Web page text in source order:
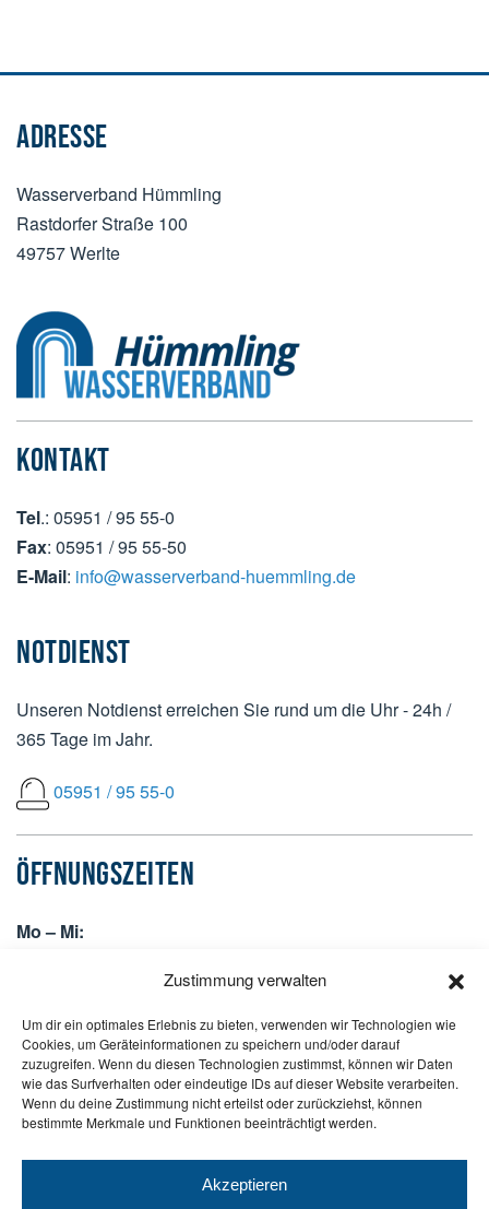
Zustimmung verwalten
Um dir ein optimales Erlebnis zu bieten, verwenden wir Technologien wie
Cookies, um Geräteinformationen zu speichern und/oder darauf
zuzugreifen. Wenn du diesen Technologien zustimmst, können wir Daten
wie das Surfverhalten oder eindeutige IDs auf dieser Website verarbeiten.
Wenn du deine Zustimmung nicht erteilst oder zurückziehst, können
bestimmte Merkmale und Funktionen beeinträchtigt werden.
Akzeptieren
ADRESSE
Wasserverband Hümmling
Rastdorfer Straße 100
49757 Werlte
KONTAKT
Tel.: 05951 / 95 55-0
Fax: 05951 / 95 55-50
E-Mail: info@wasserverband-huemmling.de
NOTDIENST
Unseren Notdienst erreichen Sie rund um die Uhr - 24h /
365 Tage im Jahr.
05951 / 95 55-0
ÖFFNUNGSZEITEN
Mo – Mi:
13:30 bis 17:00 Uhr
Do:
07:30 bis 12:30 Uhr +
13:30 bis 16:30 Uhr
Fr:
07:30 bis 13:00 Uhr